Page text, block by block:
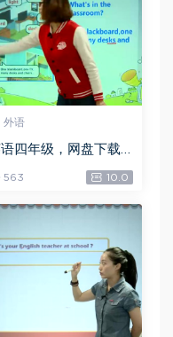
外语
四年级，网盘下载
563 10.0